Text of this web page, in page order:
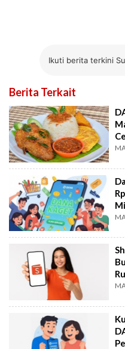
Ikuti berita terkini
Berita Terkait